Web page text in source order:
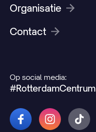
Organisatie
Contact
Op social media:
#RotterdamCentrum